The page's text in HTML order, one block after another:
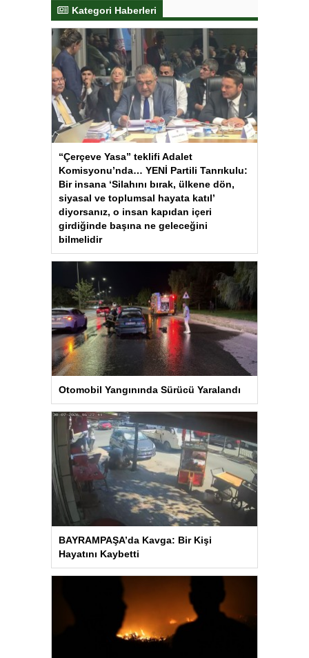
Kategori Haberleri
“Çerçeve Yasa” teklifi Adalet
Komisyonu’nda… YENİ Partili Tanrıkulu:
Bir insana ‘Silahını bırak, ülkene dön,
siyasal ve toplumsal hayata katıl’
diyorsanız, o insan kapıdan içeri
girdiğinde başına ne geleceğini
bilmelidir
Otomobil Yangınında Sürücü Yaralandı
BAYRAMPAŞA’da Kavga: Bir Kişi
Hayatını Kaybetti